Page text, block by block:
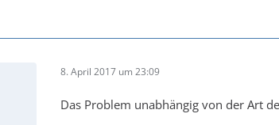
8. April 2017 um 23:09
Das Problem unabhängig von der Art